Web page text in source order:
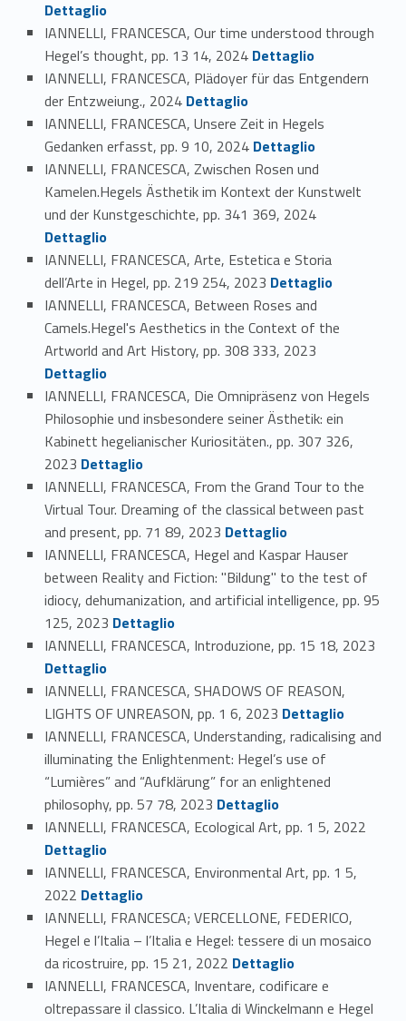
Dettaglio
IANNELLI, FRANCESCA, Our time understood through
Hegel’s thought, pp. 13 14, 2024 Link identifier #identifier_person_185375-99
Dettaglio
IANNELLI, FRANCESCA, Plädoyer für das Entgendern
der Entzweiung., 2024 Link identifier #identifier_person_69870-100
Dettaglio
IANNELLI, FRANCESCA, Unsere Zeit in Hegels
Gedanken erfasst, pp. 9 10, 2024 Link identifier #identifier_person_116246-101
Dettaglio
IANNELLI, FRANCESCA, Zwischen Rosen und
Kamelen.Hegels Ästhetik im Kontext der Kunstwelt
und der Kunstgeschichte, pp. 341 369, 2024
Dettaglio
IANNELLI, FRANCESCA, Arte, Estetica e Storia
dell’Arte in Hegel, pp. 219 254, 2023 Link identifier #identifier_person_20777-103
Dettaglio
IANNELLI, FRANCESCA, Between Roses and
Camels.Hegel's Aesthetics in the Context of the
Artworld and Art History, pp. 308 333, 2023
Dettaglio
IANNELLI, FRANCESCA, Die Omnipräsenz von Hegels
Philosophie und insbesondere seiner Ästhetik: ein
Kabinett hegelianischer Kuriositäten., pp. 307 326,
2023 Link identifier #identifier_person_178270-105
Dettaglio
IANNELLI, FRANCESCA, From the Grand Tour to the
Virtual Tour. Dreaming of the classical between past
and present, pp. 71 89, 2023 Link identifier #identifier_person_25812-106
Dettaglio
IANNELLI, FRANCESCA, Hegel and Kaspar Hauser
between Reality and Fiction: "Bildung" to the test of
idiocy, dehumanization, and artificial intelligence, pp. 95
125, 2023 Link identifier #identifier_person_1353-107
Dettaglio
IANNELLI, FRANCESCA, Introduzione, pp. 15 18, 2023
Dettaglio
IANNELLI, FRANCESCA, SHADOWS OF REASON,
LIGHTS OF UNREASON, pp. 1 6, 2023 Link identifier #identifier_person_119872-109
Dettaglio
IANNELLI, FRANCESCA, Understanding, radicalising and
illuminating the Enlightenment: Hegel’s use of
“Lumières” and “Aufklärung” for an enlightened
philosophy, pp. 57 78, 2023 Link identifier #identifier_person_166913-110
Dettaglio
IANNELLI, FRANCESCA, Ecological Art, pp. 1 5, 2022
Dettaglio
IANNELLI, FRANCESCA, Environmental Art, pp. 1 5,
2022 Link identifier #identifier_person_193125-112
Dettaglio
IANNELLI, FRANCESCA; VERCELLONE, FEDERICO,
Hegel e l’Italia – l’Italia e Hegel: tessere di un mosaico
da ricostruire, pp. 15 21, 2022 Link identifier #identifier_person_176945-113
Dettaglio
IANNELLI, FRANCESCA, Inventare, codificare e
oltrepassare il classico. L’Italia di Winckelmann e Hegel